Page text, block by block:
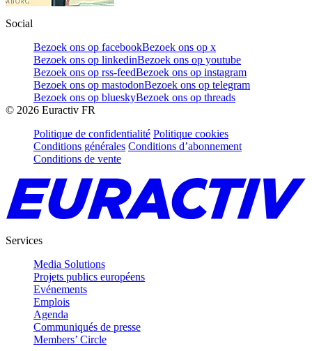
Social
Bezoek ons op facebookBezoek ons op x
Bezoek ons op linkedinBezoek ons op youtube
Bezoek ons op rss-feedBezoek ons op instagram
Bezoek ons op mastodonBezoek ons op telegram
Bezoek ons op blueskyBezoek ons op threads
© 2026 Euractiv FR
Politique de confidentialité Politique cookies
Conditions générales Conditions d’abonnement
Conditions de vente
Services
Media Solutions
Projets publics européens
Evénements
Emplois
Agenda
Communiqués de presse
Members’ Circle